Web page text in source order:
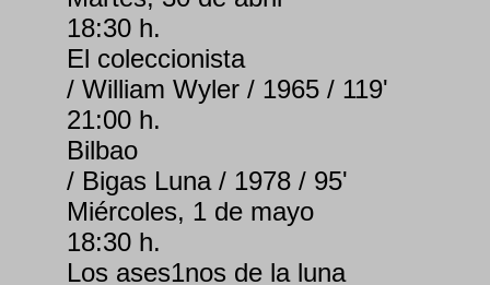
18:30 h.
El coleccionista
/ William Wyler / 1965 / 119'
21:00 h.
Bilbao
/ Bigas Luna / 1978 / 95'
Miércoles, 1 de mayo
18:30 h.
Los ases1nos de la luna